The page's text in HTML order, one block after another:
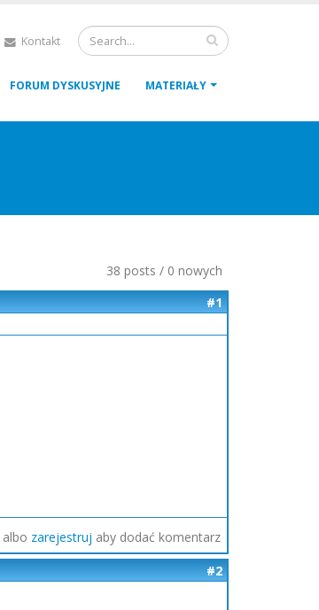
Kontakt
FORUM DYSKUSYJNE MATERIAŁY
38 posts / 0 nowych
#1
albo zarejestruj aby dodać komentarz
#2